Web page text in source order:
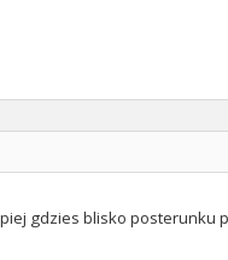
gdzies blisko posterunku